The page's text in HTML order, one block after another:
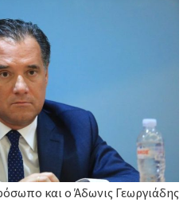
και ο Άδωνις Γεωργιάδης